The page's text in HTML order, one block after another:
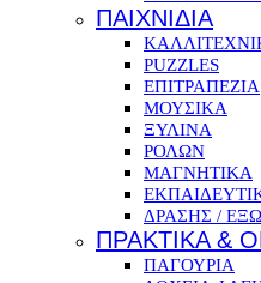
ΠΑΙΧΝΙΔΙΑ
PUZZLES
ΕΠΙΤΡΑΠΕΖΙΑ
ΜΟΥΣΙΚΑ
ΞΥΛΙΝΑ
ΡΟΛΩΝ
ΜΑΓΝΗΤΙΚΑ
ΔΡΑΣΗΣ /
ΠΡΑΚΤΙΚΑ &
ΠΑΓΟΥΡΙΑ